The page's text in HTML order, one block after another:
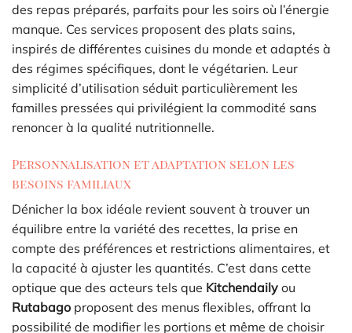
des repas préparés, parfaits pour les soirs où l’énergie
manque. Ces services proposent des plats sains,
inspirés de différentes cuisines du monde et adaptés à
des régimes spécifiques, dont le végétarien. Leur
simplicité d’utilisation séduit particulièrement les
familles pressées qui privilégient la commodité sans
renoncer à la qualité nutritionnelle.
Personnalisation et adaptation selon les
besoins familiaux
Dénicher la box idéale revient souvent à trouver un
équilibre entre la variété des recettes, la prise en
compte des préférences et restrictions alimentaires, et
la capacité à ajuster les quantités. C’est dans cette
optique que des acteurs tels que Kitchendaily ou
Rutabago proposent des menus flexibles, offrant la
possibilité de modifier les portions et même de choisir